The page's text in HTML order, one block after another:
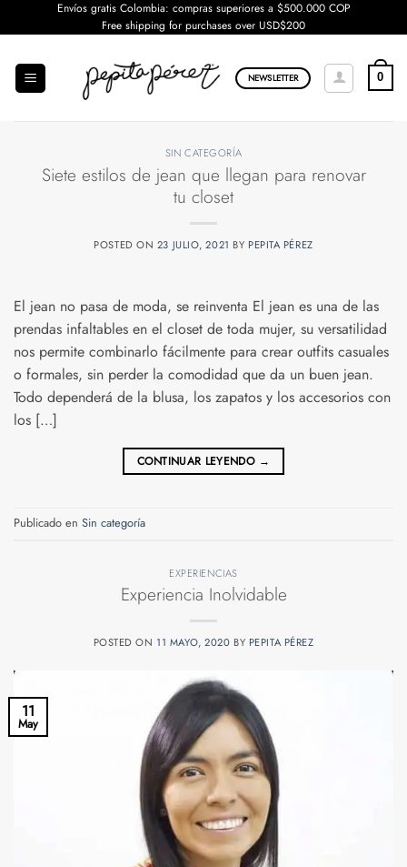
al
Envíos gratis Colombia: compras superiores a $500.000 COP
Free shipping for purchases over USD$200
NEWSLETTER 0
SIN CATEGORÍA
Siete estilos de jean que llegan para renovar
tu closet
POSTED ON 23 JULIO, 2021 BY PEPITA PÉREZ
El jean no pasa de moda, se reinventa El jean es una de las
prendas infaltables en el closet de toda mujer, su versatilidad
nos permite combinarlo fácilmente para crear outfits casuales
o formales, sin perder la comodidad que da un buen jean.
Todo dependerá de la blusa, los zapatos y los accesorios con
los […]
CONTINUAR LEYENDO →
Publicado en Sin categoría
EXPERIENCIAS
Experiencia Inolvidable
POSTED ON 11 MAYO, 2020 BY PEPITA PÉREZ
11
May